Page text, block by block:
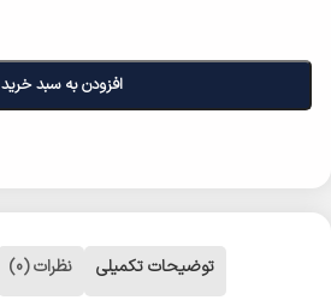
افزودن به سبد خرید
توضیحات تکمیلی نظرات (0)